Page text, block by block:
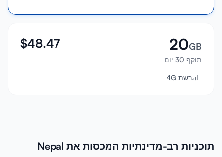
20GB
תוקף 30 יום
$48.47
רשת 4G
תוכניות רב-מדינתיות המכסות את Nepal